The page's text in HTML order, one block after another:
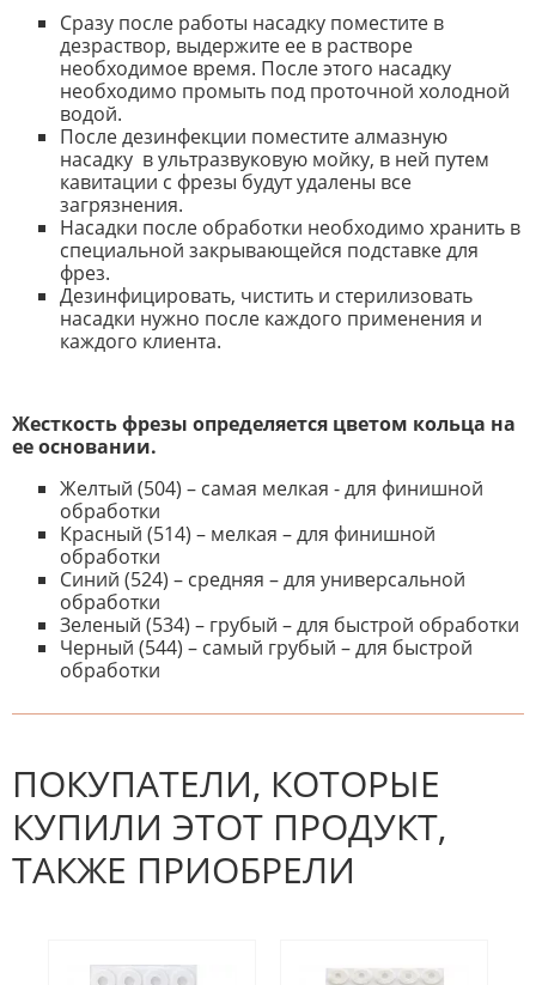
Сразу после работы насадку поместите в
дезраствор, выдержите ее в растворе
необходимое время. После этого насадку
необходимо промыть под проточной холодной
водой.
После дезинфекции поместите алмазную
насадку в ультразвуковую мойку, в ней путем
кавитации с фрезы будут удалены все
загрязнения.
Насадки после обработки необходимо хранить в
специальной закрывающейся подставке для
фрез.
Дезинфицировать, чистить и стерилизовать
насадки нужно после каждого применения и
каждого клиента.
Жесткость фрезы определяется цветом кольца на
ее основании.
Желтый (504) – самая мелкая - для финишной
обработки
Красный (514) – мелкая – для финишной
обработки
Синий (524) – средняя – для универсальной
обработки
Зеленый (534) – грубый – для быстрой обработки
Черный (544) – самый грубый – для быстрой
обработки
К настоящему времени нет
отзыв.
ПОКУПАТЕЛИ, КОТОРЫЕ
КУПИЛИ ЭТОТ ПРОДУКТ,
ТАКЖЕ ПРИОБРЕЛИ